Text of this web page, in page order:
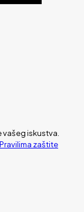
iskustva.
Pravilima zaštite